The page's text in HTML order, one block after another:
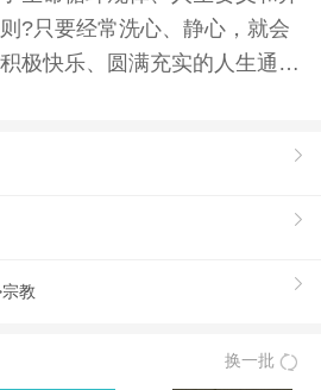
?只要经常洗心、静心，就会
极快乐、圆满充实的人生通
宗教
换一批